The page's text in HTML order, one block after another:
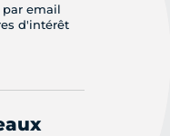
par email
d'intérêt